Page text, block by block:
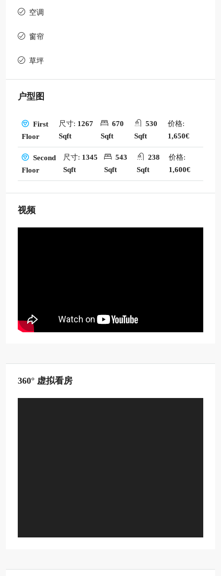
空调
窗帘
草坪
户型图
First
Floor
尺寸: 1267
Sqft
670
Sqft
530
Sqft
价格:
1,650€
Second
Floor
尺寸: 1345
Sqft
543
Sqft
238
Sqft
价格:
1,600€
视频
360° 虚拟看房